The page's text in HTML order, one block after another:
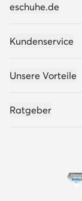
eschuhe.de
Kundenservice
Unsere Vorteile
Ratgeber